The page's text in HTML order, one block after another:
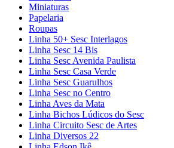
Miniaturas
Papelaria
Roupas
Linha 50+ Sesc Interlagos
Linha Sesc 14 Bis
Linha Sesc Avenida Paulista
Linha Sesc Casa Verde
Linha Sesc Guarulhos
Linha Sesc no Centro
Linha Aves da Mata
Linha Bichos Lúdicos do Sesc
Linha Circuito Sesc de Artes
Linha Diversos 22